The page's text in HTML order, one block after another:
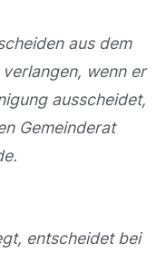
aus dem
wenn er
ausscheidet,
Gemeinderat
entscheidet bei